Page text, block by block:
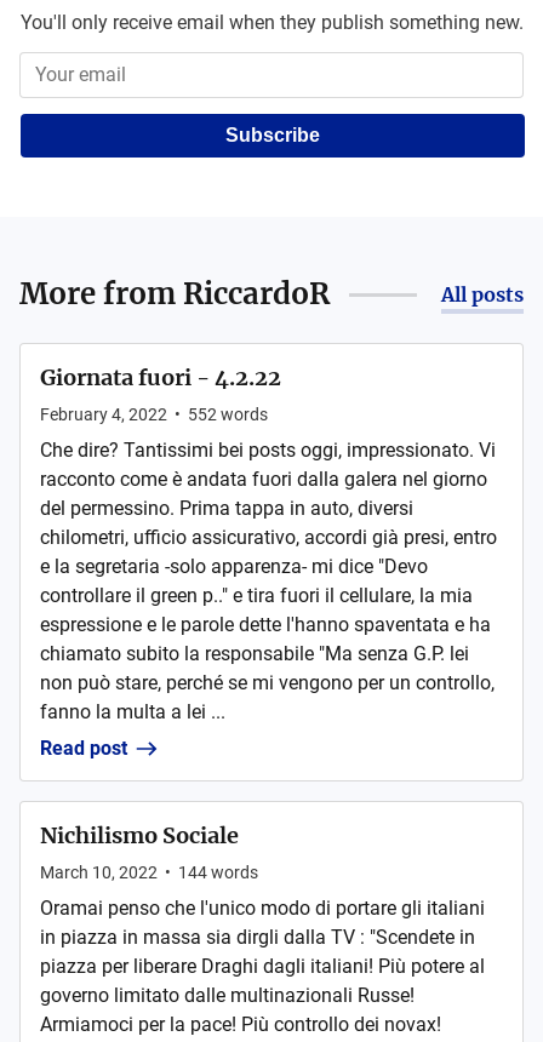
You'll only receive email when they publish something new.
Subscribe
More from RiccardoR All posts
Giornata fuori - 4.2.22
February 4, 2022 • 552 words
Che dire? Tantissimi bei posts oggi, impressionato. Vi
racconto come è andata fuori dalla galera nel giorno
del permessino. Prima tappa in auto, diversi
chilometri, ufficio assicurativo, accordi già presi, entro
e la segretaria -solo apparenza- mi dice "Devo
controllare il green p.." e tira fuori il cellulare, la mia
espressione e le parole dette l'hanno spaventata e ha
chiamato subito la responsabile "Ma senza G.P. lei
non può stare, perché se mi vengono per un controllo,
fanno la multa a lei ...
Read post
Nichilismo Sociale
March 10, 2022 • 144words
Oramai penso che l'unico modo di portare gli italiani
in piazza in massa sia dirgli dalla TV : "Scendete in
piazza per liberare Draghi dagli italiani! Più potere al
governo limitato dalle multinazionali Russe!
Armiamoci per la pace! Più controllo dei novax!